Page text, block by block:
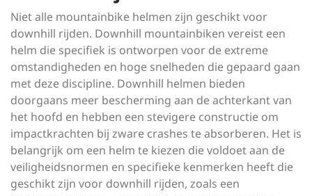
Niet alle mountainbike helmen zijn geschikt voor
downhill rijden. Downhill mountainbiken vereist een
helm die specifiek is ontworpen voor de extreme
omstandigheden en hoge snelheden die gepaard gaan
met deze discipline. Downhill helmen bieden
doorgaans meer bescherming aan de achterkant van
het hoofd en hebben een stevigere constructie om
impactkrachten bij zware crashes te absorberen. Het is
belangrijk om een helm te kiezen die voldoet aan de
veiligheidsnormen en specifieke kenmerken heeft die
geschikt zijn voor downhill rijden, zoals een